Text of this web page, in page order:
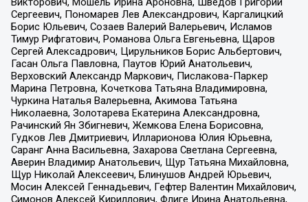
Сергеевич, Пономарев Лев Александрович, Каргалицкий
Борис Юльевич, Созаев Валерий Валерьевич, Исламов
Тимур Рифгатович, Романова Ольга Евгеньевна, Щаров
Сергей Алексадрович, Цирульников Борис Альбертович,
Гасан Ольга Павловна, Паутов Юрий Анатольевич,
Верховский Александр Маркович, Пислакова-Паркер
Марина Петровна, Кочеткова Татьяна Владимировна,
Чуркина Наталья Валерьевна, Акимова Татьяна
Николаевна, Золотарева Екатерина Александровна,
Рачинский Ян Збигневич, Жемкова Елена Борисовна,
Гудков Лев Дмитриевич, Илларионова Юлия Юрьевна,
Саранг Анна Васильевна, Захарова Светлана Сергеевна,
Аверин Владимир Анатольевич, Щур Татьяна Михайловна,
Щур Николай Алексеевич, Блинушов Андрей Юрьевич,
Мосин Алексей Геннадьевич, Гефтер Валентин Михайлович,
Симонов Алексей Кириллович, Флиге Ирина Анатольевна,